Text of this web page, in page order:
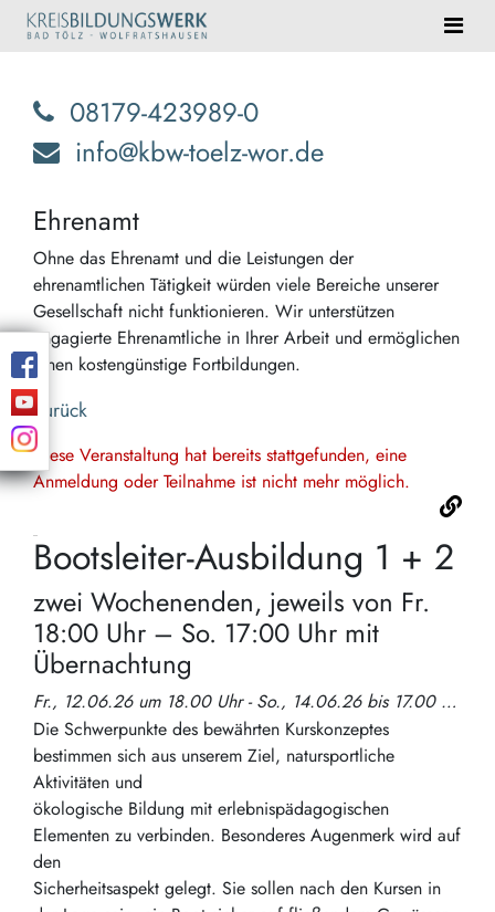
08179-423989-0
info@kbw-toelz-wor.de
Ehrenamt
Ohne das Ehrenamt und die Leistungen der
ehrenamtlichen Tätigkeit würden viele Bereiche unserer
Gesellschaft nicht funktionieren. Wir unterstützen
engagierte Ehrenamtliche in Ihrer Arbeit und ermöglichen
ihnen kostengünstige Fortbildungen.
Zurück
Diese Veranstaltung hat bereits stattgefunden, eine
Anmeldung oder Teilnahme ist nicht mehr möglich.
Bootsleiter-Ausbildung 1 + 2
zwei Wochenenden, jeweils von Fr.
18:00 Uhr – So. 17:00 Uhr mit
Übernachtung
Fr., 12.06.26 um 18.00 Uhr - So., 14.06.26 bis 17.00 Uhr
Die Schwerpunkte des bewährten Kurskonzeptes
bestimmen sich aus unserem Ziel, natursportliche
Aktivitäten und
ökologische Bildung mit erlebnispädagogischen
Elementen zu verbinden. Besonderes Augenmerk wird auf
den
Sicherheitsaspekt gelegt. Sie sollen nach den Kursen in